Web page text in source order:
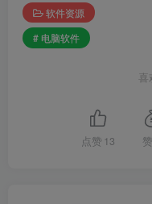
软件资源
# 电脑软件
点赞 13